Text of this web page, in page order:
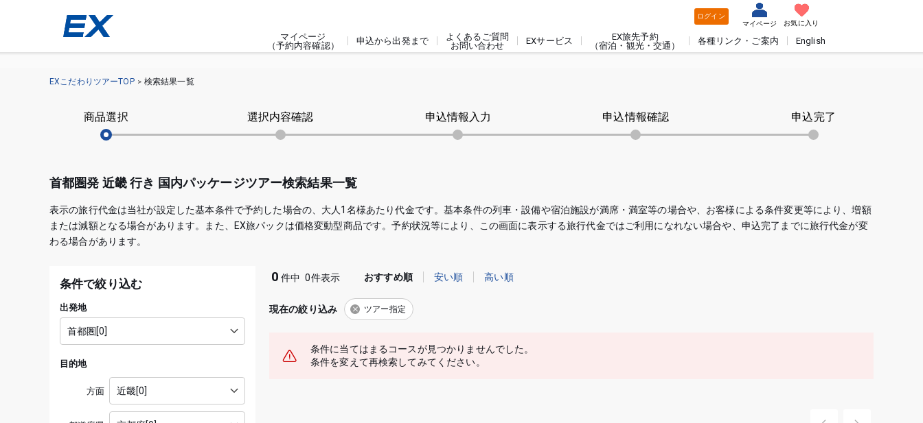
ログイン
マイページ
お気に入り
マイページ
（予約内容確認）
申込から出発まで
よくあるご質問
お問い合わせ
EXサービス
EX旅先予約
（宿泊・観光・交通）
各種リンク・ご案内 English
EXこだわりツアーTOP 検索結果一覧
商品選択 選択内容確認 申込情報入力 申込情報確認 申込完了
首都圏発 近畿 行き 国内パッケージツアー検索結果一覧
表示の旅行代金は当社が設定した基本条件で予約した場合の、大人1名様あたり代金です。基本条件の列車・設備や宿泊施設が満席・満室等の場合や、お客様による条件変更等により、増額
または減額となる場合があります。また、EX旅パックは価格変動型商品です。予約状況等により、この画面に表示する旅行代金ではご利用になれない場合や、申込完了までに旅行代金が変
わる場合があります。
条件で絞り込む
出発地
目的地
方面
現在の絞り込み ツアー指定
0 件中 0件表示 おすすめ順 安い順 高い順
条件に当てはまるコースが見つかりませんでした。
条件を変えて再検索してみてください。